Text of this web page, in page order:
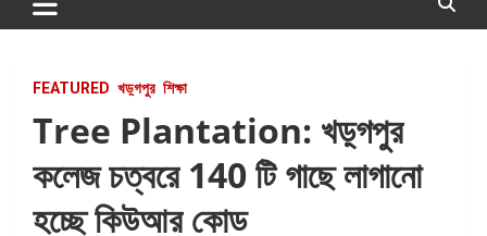
FEATURED খড়্গপুর শিক্ষা
Tree Plantation: খড়্গপুর
কলেজ চত্বরে 140 টি গাছে লাগানো
হচ্ছে কিউআর কোড